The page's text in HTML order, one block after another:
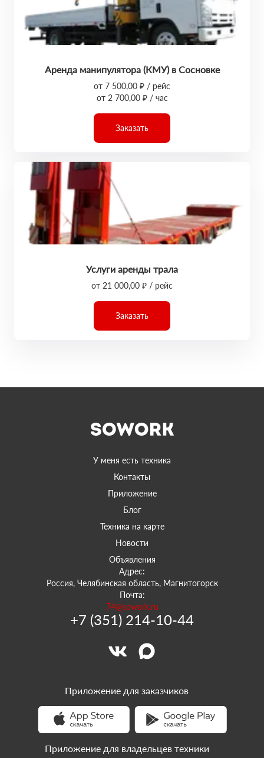
Аренда манипулятора (КМУ) в Сосновке
от 7 500,00 ₽ / рейс
от 2 700,00 ₽ / час
Заказать
Услуги аренды трала
от 21 000,00 ₽ / рейс
Заказать
У меня есть техника
Контакты
Приложение
Блог
Техника на карте
Новости
Объявления
Адрес:
Россия, Челябинская область, Магнитогорск
Почта:
74@sowork.ru
+7 (351) 214-10-44
Приложение для заказчиков
Приложение для владельцев техники